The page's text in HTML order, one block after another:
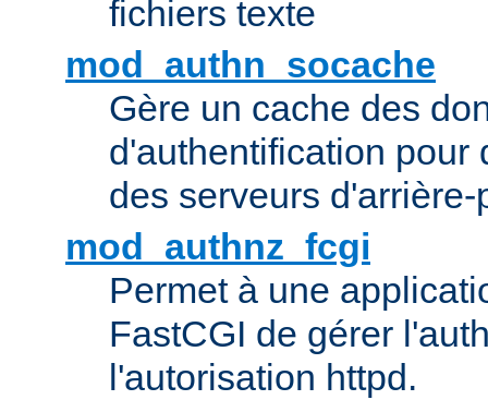
fichiers texte
mod_authn_socache
Gère un cache des
d'authentification pour
des serveurs d'arrière-
mod_authnz_fcgi
Permet à une
FastCGI de gérer
l'autorisation httpd.